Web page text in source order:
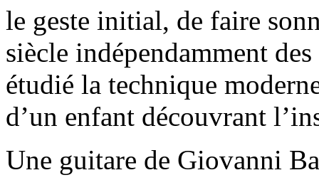
le geste initial, de faire
siècle indépendamment
étudié la technique
d’un enfant découvrant
Une guitare de Giovanni